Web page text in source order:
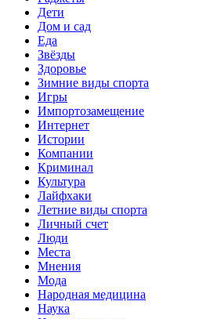
Дети
Дом и сад
Еда
Звёзды
Здоровье
Зимние виды спорта
Игры
Импортозамещение
Интернет
Истории
Компании
Криминал
Культура
Лайфхаки
Летние виды спорта
Личный счет
Люди
Места
Мнения
Мода
Народная медицина
Наука